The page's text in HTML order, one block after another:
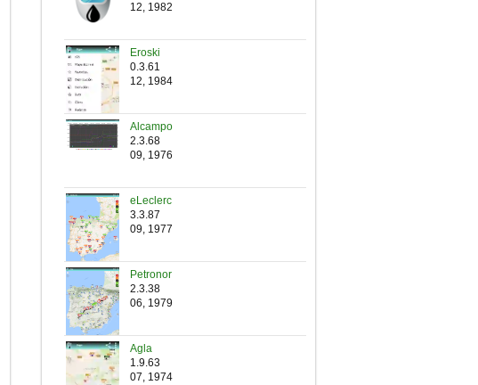
12, 1982
Eroski
0.3.61
12, 1984
Alcampo
2.3.68
09, 1976
eLeclerc
3.3.87
09, 1977
Petronor
2.3.38
06, 1979
Agla
1.9.63
07, 1974